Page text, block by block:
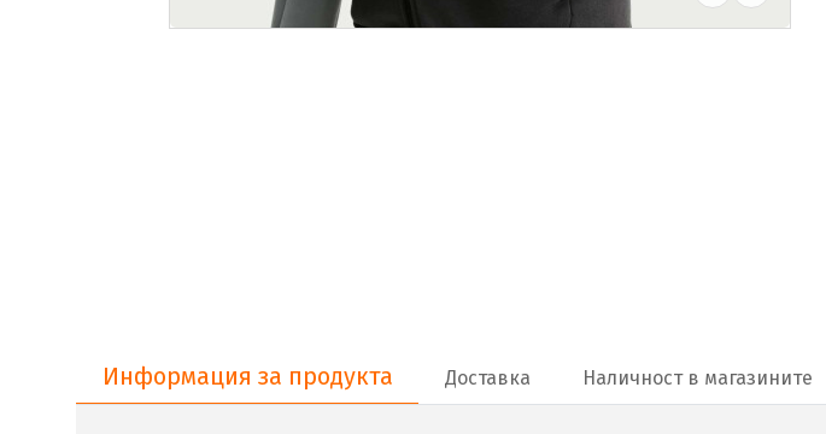
Информация за продукта
Доставка Наличност в магазините